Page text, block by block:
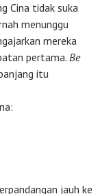
Cina tidak suka
menunggu
mereka
pertama. Be
itu
jauh ke